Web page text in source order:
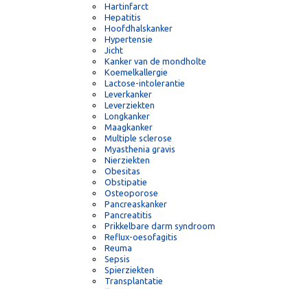
Gastro-oesofageale reflux
Hartfalen
Hartinfarct
Hepatitis
Hoofdhalskanker
Hypertensie
Jicht
Kanker van de mondholte
Koemelkallergie
Lactose-intolerantie
Leverkanker
Leverziekten
Longkanker
Maagkanker
Multiple sclerose
Myasthenia gravis
Nierziekten
Obesitas
Obstipatie
Osteoporose
Pancreaskanker
Pancreatitis
Prikkelbare darm syndroom
Reflux-oesofagitis
Reuma